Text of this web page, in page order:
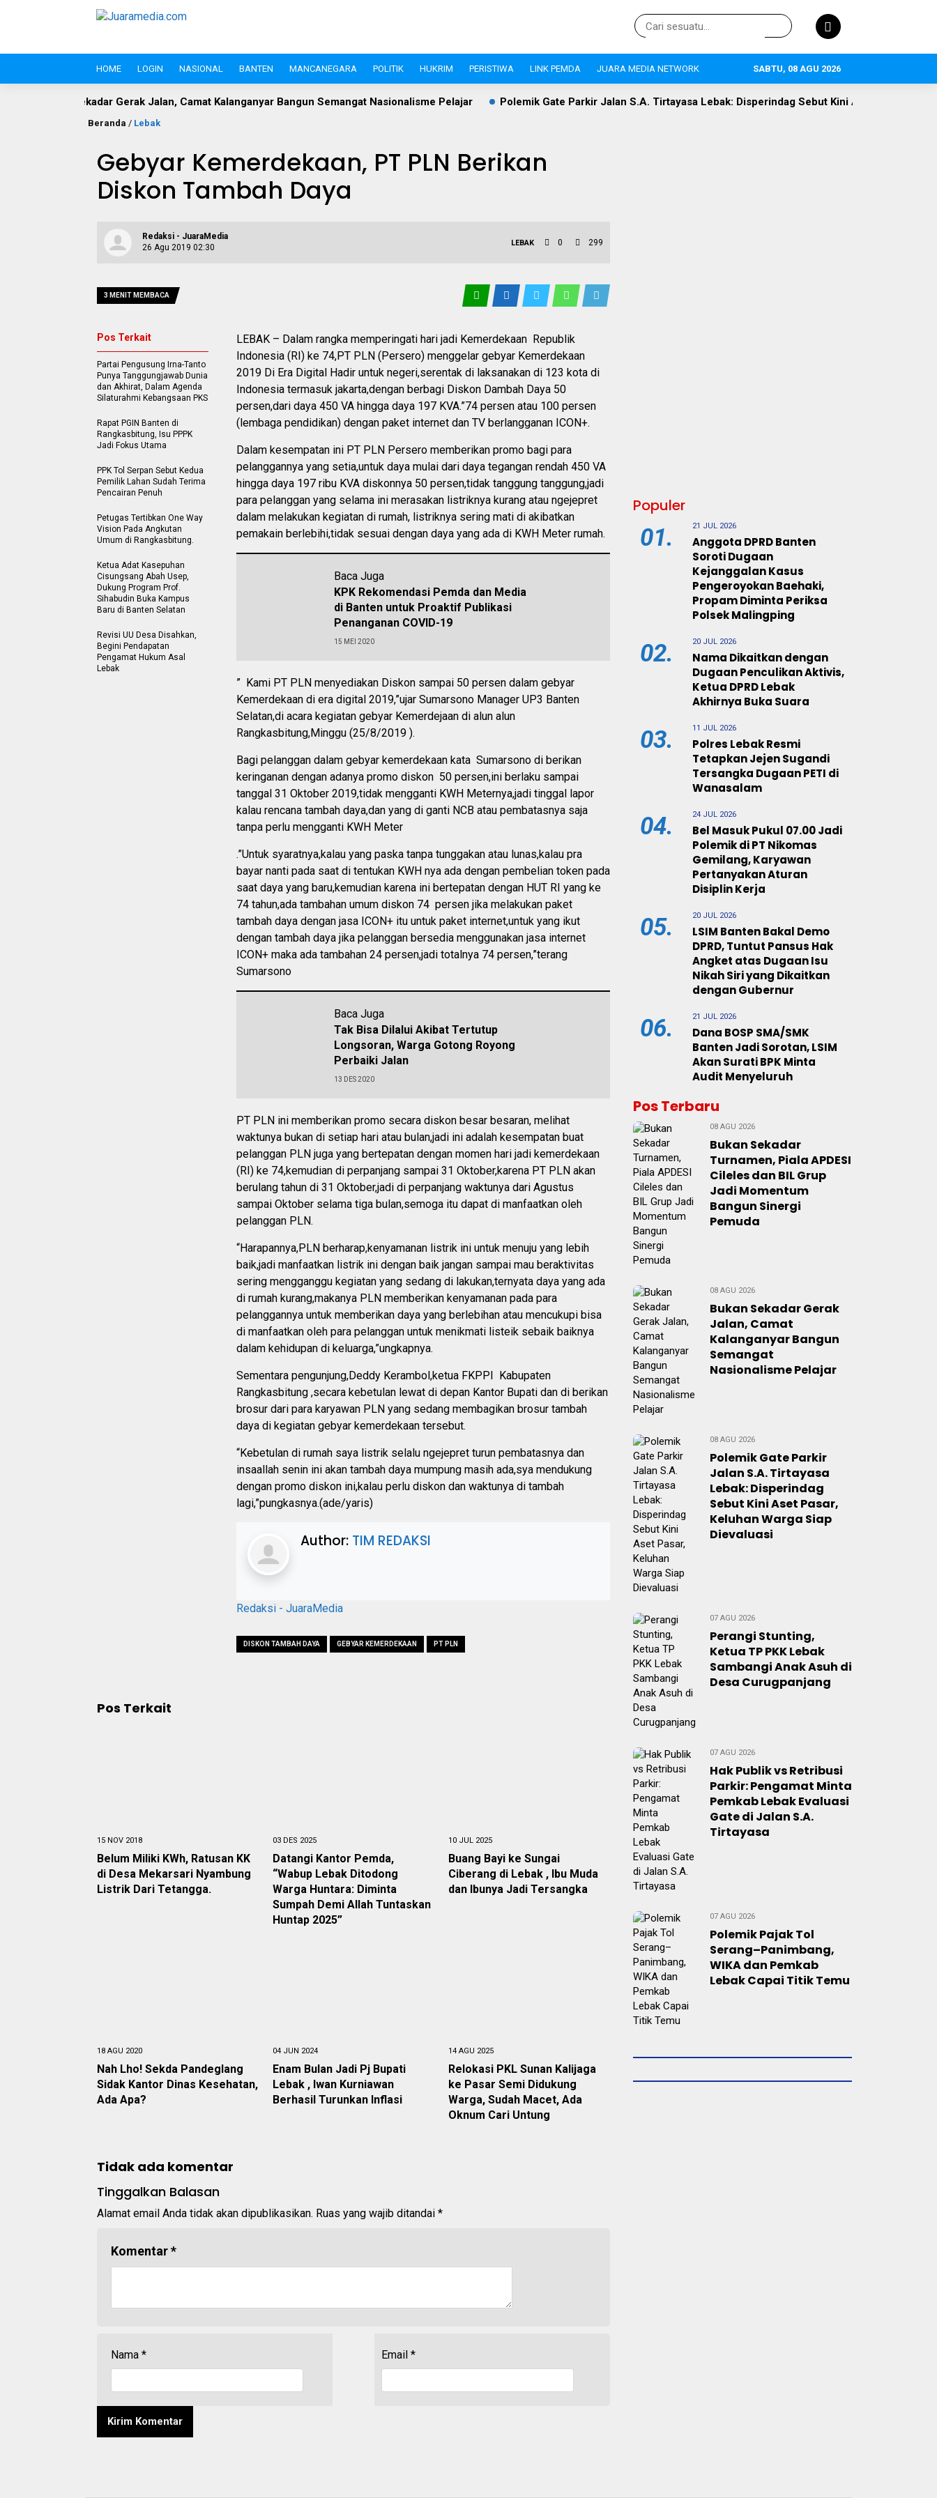
HOME LOGIN NASIONAL BANTEN MANCANEGARA POLITIK HUKRIM PERISTIWA LINK PEMDA JUARA MEDIA NETWORK SABTU, 08 AGU 2026
Gerak Jalan, Camat Kalanganyar Bangun Semangat Nasionalisme Pelajar Polemik Gate Parkir Jalan S.A. Tirtayasa Lebak: Disperindag Sebut Kini Aset Pasar, Keluhan Warga Siap
Beranda / Lebak
Gebyar Kemerdekaan, PT PLN Berikan
Diskon Tambah Daya
Redaksi - JuaraMedia
26 Agu 2019 02:30
LEBAK 0 299
3 MENIT MEMBACA
LEBAK – Dalam rangka memperingati hari jadi Kemerdekaan Republik
Indonesia (RI) ke 74,PT PLN (Persero) menggelar gebyar Kemerdekaan
2019 Di Era Digital Hadir untuk negeri,serentak di laksanakan di 123 kota di
Indonesia termasuk jakarta,dengan berbagi Diskon Dambah Daya 50
persen,dari daya 450 VA hingga daya 197 KVA.”74 persen atau 100 persen
(lembaga pendidikan) dengan paket internet dan TV berlangganan ICON+.
Dalam kesempatan ini PT PLN Persero memberikan promo bagi para
pelanggannya yang setia,untuk daya mulai dari daya tegangan rendah 450 VA
hingga daya 197 ribu KVA diskonnya 50 persen,tidak tanggung tanggung,jadi
para pelanggan yang selama ini merasakan listriknya kurang atau ngejepret
dalam melakukan kegiatan di rumah, listriknya sering mati di akibatkan
pemakain berlebihi,tidak sesuai dengan daya yang ada di KWH Meter rumah.
Baca Juga
KPK Rekomendasi Pemda dan Media
di Banten untuk Proaktif Publikasi
Penanganan COVID-19
15 MEI 2020
” Kami PT PLN menyediakan Diskon sampai 50 persen dalam gebyar
Kemerdekaan di era digital 2019,”ujar Sumarsono Manager UP3 Banten
Selatan,di acara kegiatan gebyar Kemerdejaan di alun alun
Rangkasbitung,Minggu (25/8/2019 ).
Bagi pelanggan dalam gebyar kemerdekaan kata Sumarsono di berikan
keringanan dengan adanya promo diskon 50 persen,ini berlaku sampai
tanggal 31 Oktober 2019,tidak mengganti KWH Meternya,jadi tinggal lapor
kalau rencana tambah daya,dan yang di ganti NCB atau pembatasnya saja
tanpa perlu mengganti KWH Meter
.”Untuk syaratnya,kalau yang paska tanpa tunggakan atau lunas,kalau pra
bayar nanti pada saat di tentukan KWH nya ada dengan pembelian token pada
saat daya yang baru,kemudian karena ini bertepatan dengan HUT RI yang ke
74 tahun,ada tambahan umum diskon 74 persen jika melakukan paket
tambah daya dengan jasa ICON+ itu untuk paket internet,untuk yang ikut
dengan tambah daya jika pelanggan bersedia menggunakan jasa internet
ICON+ maka ada tambahan 24 persen,jadi totalnya 74 persen,”terang
Sumarsono
Baca Juga
Tak Bisa Dilalui Akibat Tertutup
Longsoran, Warga Gotong Royong
Perbaiki Jalan
13 DES 2020
PT PLN ini memberikan promo secara diskon besar besaran, melihat
waktunya bukan di setiap hari atau bulan,jadi ini adalah kesempatan buat
pelanggan PLN juga yang bertepatan dengan momen hari jadi kemerdekaan
(RI) ke 74,kemudian di perpanjang sampai 31 Oktober,karena PT PLN akan
berulang tahun di 31 Oktober,jadi di perpanjang waktunya dari Agustus
sampai Oktober selama tiga bulan,semoga itu dapat di manfaatkan oleh
pelanggan PLN.
“Harapannya,PLN berharap,kenyamanan listrik ini untuk menuju yang lebih
baik,jadi manfaatkan listrik ini dengan baik jangan sampai mau beraktivitas
sering mengganggu kegiatan yang sedang di lakukan,ternyata daya yang ada
di rumah kurang,makanya PLN memberikan kenyamanan pada para
pelanggannya untuk memberikan daya yang berlebihan atau mencukupi bisa
di manfaatkan oleh para pelanggan untuk menikmati listeik sebaik baiknya
dalam kehidupan di keluarga,”ungkapnya.
Sementara pengunjung,Deddy Kerambol,ketua FKPPI Kabupaten
Rangkasbitung ,secara kebetulan lewat di depan Kantor Bupati dan di berikan
brosur dari para karyawan PLN yang sedang membagikan brosur tambah
daya di kegiatan gebyar kemerdekaan tersebut.
“Kebetulan di rumah saya listrik selalu ngejepret turun pembatasnya dan
insaallah senin ini akan tambah daya mumpung masih ada,sya mendukung
dengan promo diskon ini,kalau perlu diskon dan waktunya di tambah
lagi,”pungkasnya.(ade/yaris)
Author: TIM REDAKSI
Redaksi - JuaraMedia
DISKON TAMBAH DAYA GEBYAR KEMERDEKAAN PT PLN
Pos Terkait
Partai Pengusung Irna-Tanto
Punya Tanggungjawab Dunia
dan Akhirat, Dalam Agenda
Silaturahmi Kebangsaan PKS
Rapat PGIN Banten di
Rangkasbitung, Isu PPPK
Jadi Fokus Utama
PPK Tol Serpan Sebut Kedua
Pemilik Lahan Sudah Terima
Pencairan Penuh
Petugas Tertibkan One Way
Vision Pada Angkutan
Umum di Rangkasbitung.
Ketua Adat Kasepuhan
Cisungsang Abah Usep,
Dukung Program Prof.
Sihabudin Buka Kampus
Baru di Banten Selatan
Revisi UU Desa Disahkan,
Begini Pendapatan
Pengamat Hukum Asal
Lebak
Pos Terkait
15 NOV 2018
Belum Miliki KWh, Ratusan KK
di Desa Mekarsari Nyambung
Listrik Dari Tetangga.
03 DES 2025
Datangi Kantor Pemda,
“Wabup Lebak Ditodong
Warga Huntara: Diminta
Sumpah Demi Allah Tuntaskan
Huntap 2025”
10 JUL 2025
Buang Bayi ke Sungai
Ciberang di Lebak , Ibu Muda
dan Ibunya Jadi Tersangka
18 AGU 2020
Nah Lho! Sekda Pandeglang
Sidak Kantor Dinas Kesehatan,
Ada Apa?
04 JUN 2024
Enam Bulan Jadi Pj Bupati
Lebak , Iwan Kurniawan
Berhasil Turunkan Inflasi
14 AGU 2025
Relokasi PKL Sunan Kalijaga
ke Pasar Semi Didukung
Warga, Sudah Macet, Ada
Oknum Cari Untung
Tidak ada komentar
Tinggalkan Balasan
Alamat email Anda tidak akan dipublikasikan. Ruas yang wajib ditandai *
Komentar*
Nama * Email *
Populer
01. 21 JUL 2026
Anggota DPRD Banten
Soroti Dugaan
Kejanggalan Kasus
Pengeroyokan Baehaki,
Propam Diminta Periksa
Polsek Malingping
02. 20 JUL 2026
Nama Dikaitkan dengan
Dugaan Penculikan Aktivis,
Ketua DPRD Lebak
Akhirnya Buka Suara
03. 11 JUL 2026
Polres Lebak Resmi
Tetapkan Jejen Sugandi
Tersangka Dugaan PETI di
Wanasalam
04. 24 JUL 2026
Bel Masuk Pukul 07.00 Jadi
Polemik di PT Nikomas
Gemilang, Karyawan
Pertanyakan Aturan
Disiplin Kerja
05. 20 JUL 2026
LSIM Banten Bakal Demo
DPRD, Tuntut Pansus Hak
Angket atas Dugaan Isu
Nikah Siri yang Dikaitkan
dengan Gubernur
06. 21 JUL 2026
Dana BOSP SMA/SMK
Banten Jadi Sorotan, LSIM
Akan Surati BPK Minta
Audit Menyeluruh
Pos Terbaru
08 AGU 2026
Bukan Sekadar
Turnamen, Piala APDESI
Cileles dan BIL Grup
Jadi Momentum
Bangun Sinergi
Pemuda
08 AGU 2026
Bukan Sekadar Gerak
Jalan, Camat
Kalanganyar Bangun
Semangat
Nasionalisme Pelajar
08 AGU 2026
Polemik Gate Parkir
Jalan S.A. Tirtayasa
Lebak: Disperindag
Sebut Kini Aset Pasar,
Keluhan Warga Siap
Dievaluasi
07 AGU 2026
Perangi Stunting,
Ketua TP PKK Lebak
Sambangi Anak Asuh di
Desa Curugpanjang
07 AGU 2026
Hak Publik vs Retribusi
Parkir: Pengamat Minta
Pemkab Lebak Evaluasi
Gate di Jalan S.A.
Tirtayasa
07 AGU 2026
Polemik Pajak Tol
Serang–Panimbang,
WIKA dan Pemkab
Lebak Capai Titik Temu